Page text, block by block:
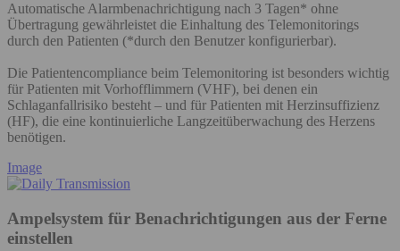
Automatische Alarmbenachrichtigung nach 3 Tagen* ohne
Übertragung gewährleistet die Einhaltung des Telemonitorings
durch den Patienten (*durch den Benutzer konfigurierbar).
Die Patientencompliance beim Telemonitoring ist besonders wichtig
für Patienten mit Vorhofflimmern (VHF), bei denen ein
Schlaganfallrisiko besteht – und für Patienten mit Herzinsuffizienz
(HF), die eine kontinuierliche Langzeitüberwachung des Herzens
benötigen.
Image
Ampelsystem für Benachrichtigungen aus der Ferne
einstellen